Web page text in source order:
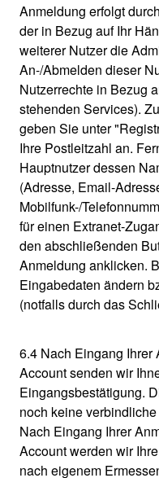
Anmeldung erfolgt
der in Bezug auf Ihr
weiterer Nutzer die
An-/Abmelden dieser
Nutzerrechte in Bezug
stehenden Services).
geben Sie unter
Ihre Postleitzahl an.
Hauptnutzer dessen
(Adresse, Email-
Mobilfunk-/
für einen Extranet-
den abschließenden
Anmeldung anklicken.
Eingabedaten ändern
(notfalls durch das
6.4 Nach Eingang Ihrer
Account senden wir
Eingangsbestätigung.
noch keine
Nach Eingang Ihrer
Account werden wir
nach eigenem